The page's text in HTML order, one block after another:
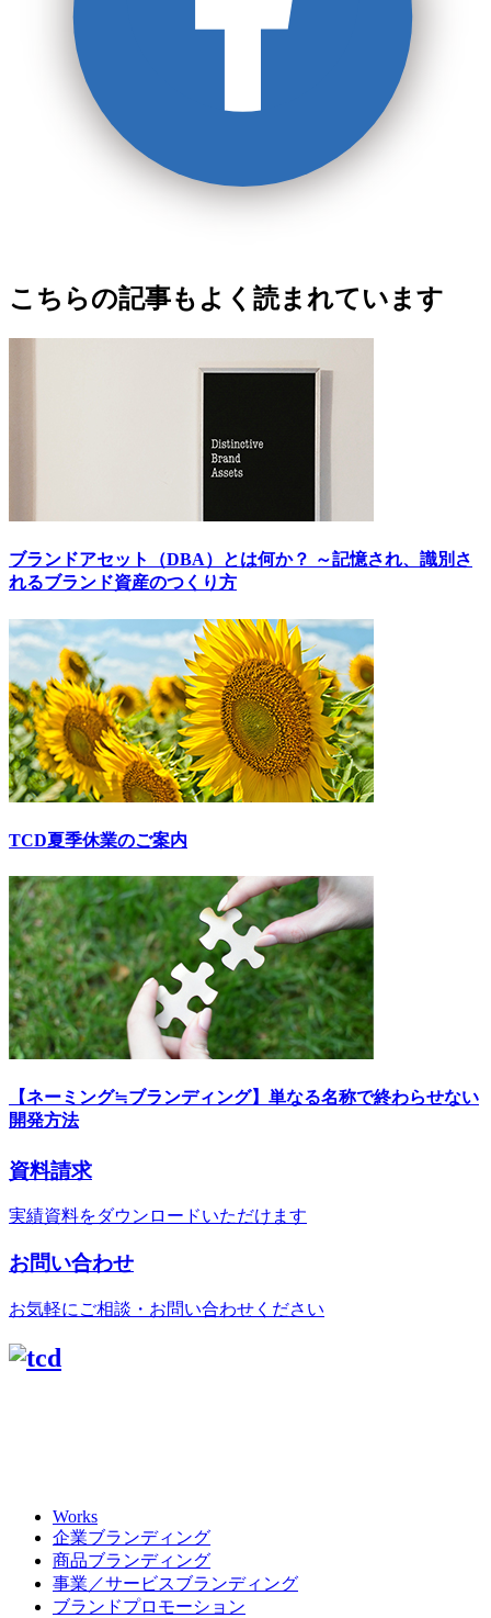
こちらの記事もよく読まれています
ブランドアセット（DBA）とは何か？ ～記憶され、識別さ
れるブランド資産のつくり方
TCD夏季休業のご案内
【ネーミング≒ブランディング】単なる名称で終わらせない
開発方法
資料請求
実績資料をダウンロードいただけます
お問い合わせ
お気軽にご相談・お問い合わせください
Works
企業ブランディング
商品ブランディング
事業／サービスブランディング
ブランドプロモーション